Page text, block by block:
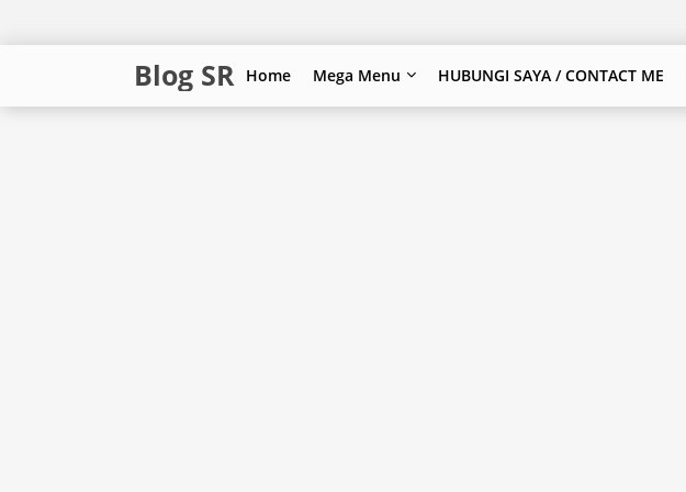
Blog SR Home Mega Menu HUBUNGI SAYA / CONTACT ME